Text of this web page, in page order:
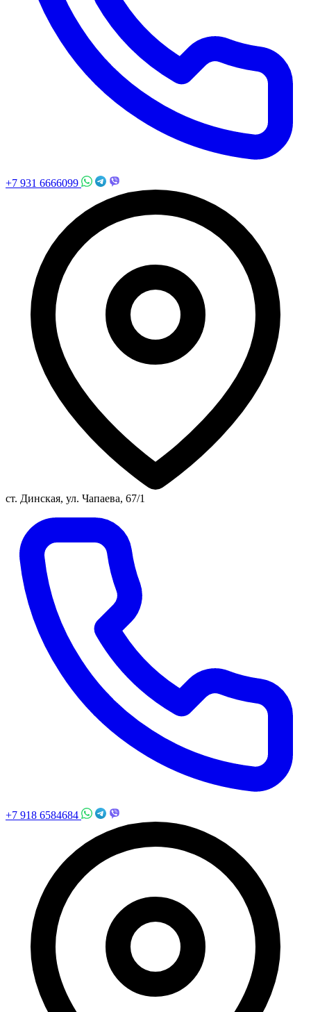
+7 931 6666099
ст. Динская, ул. Чапаева, 67/1
+7 918 6584684